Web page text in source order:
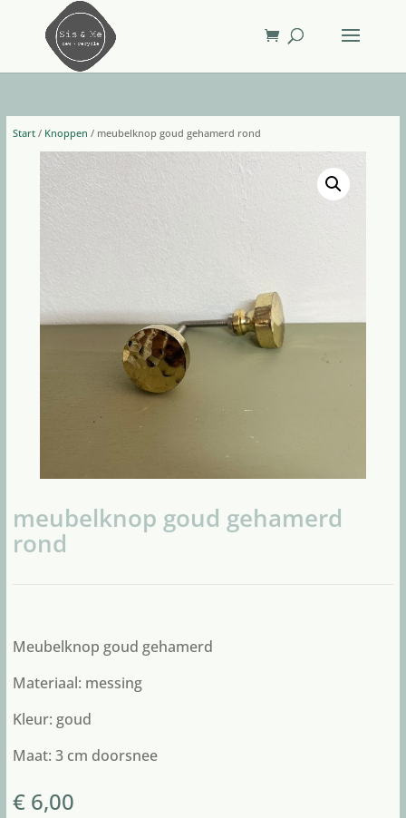
Start/ Knoppen / meubelknop goud gehamerd rond
meubelknop goud gehamerd
rond
Meubelknop goud gehamerd
Materiaal: messing
Kleur: goud
Maat: 3 cm doorsnee
€6,00